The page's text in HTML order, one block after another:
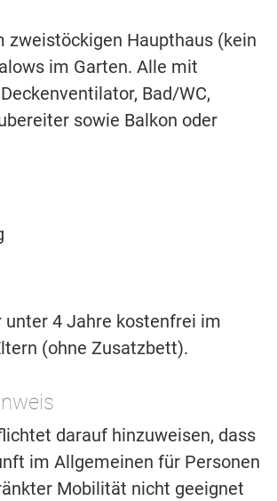
zweistöckigen Haupthaus (kein
im Garten. Alle mit
Bad/WC,
sowie Balkon oder
unter 4 Jahre kostenfrei im
(ohne Zusatzbett).
darauf hinzuweisen, dass
im Allgemeinen für Personen
Mobilität nicht geeignet